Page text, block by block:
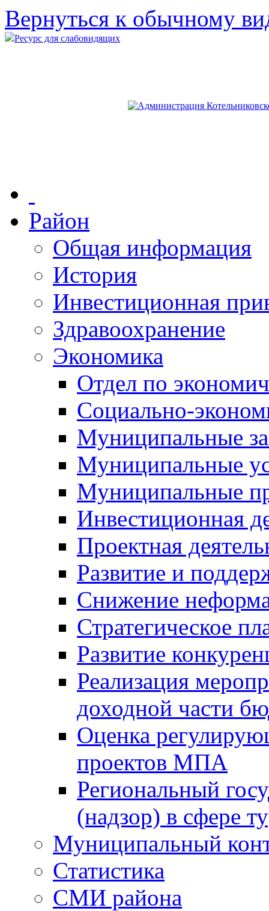
Вернуться к обычному
Ресурс для слабовидящих
Район
Общая информация
История
Инвестиционная
Здравоохранение
Экономика
Отдел по
Социально-
Муниципальные
Муниципальные
Муниципальные
Инвестиционная
Проектная
Развитие и
Снижение
Стратегическое
Развитие
Реализация
доходной части
Оценка
проектов МПА
Региональный
(надзор) в сфере
Муниципальный
Статистика
СМИ района